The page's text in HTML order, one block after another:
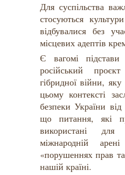
Для суспільства
стосуються
відбувалися без
місцевих адептів
Є вагомі
російський
гібридної війни,
цьому контексті
безпеки України
що питання, які
використані
міжнародній
«порушеннях прав
нашій країні.